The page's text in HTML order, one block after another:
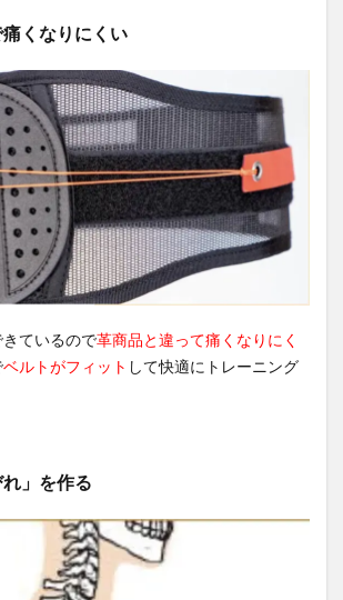
くなりにくい
ているので革商品と違って痛くなりにく
ベルトがフィット して快適にトレーニング
」を作る